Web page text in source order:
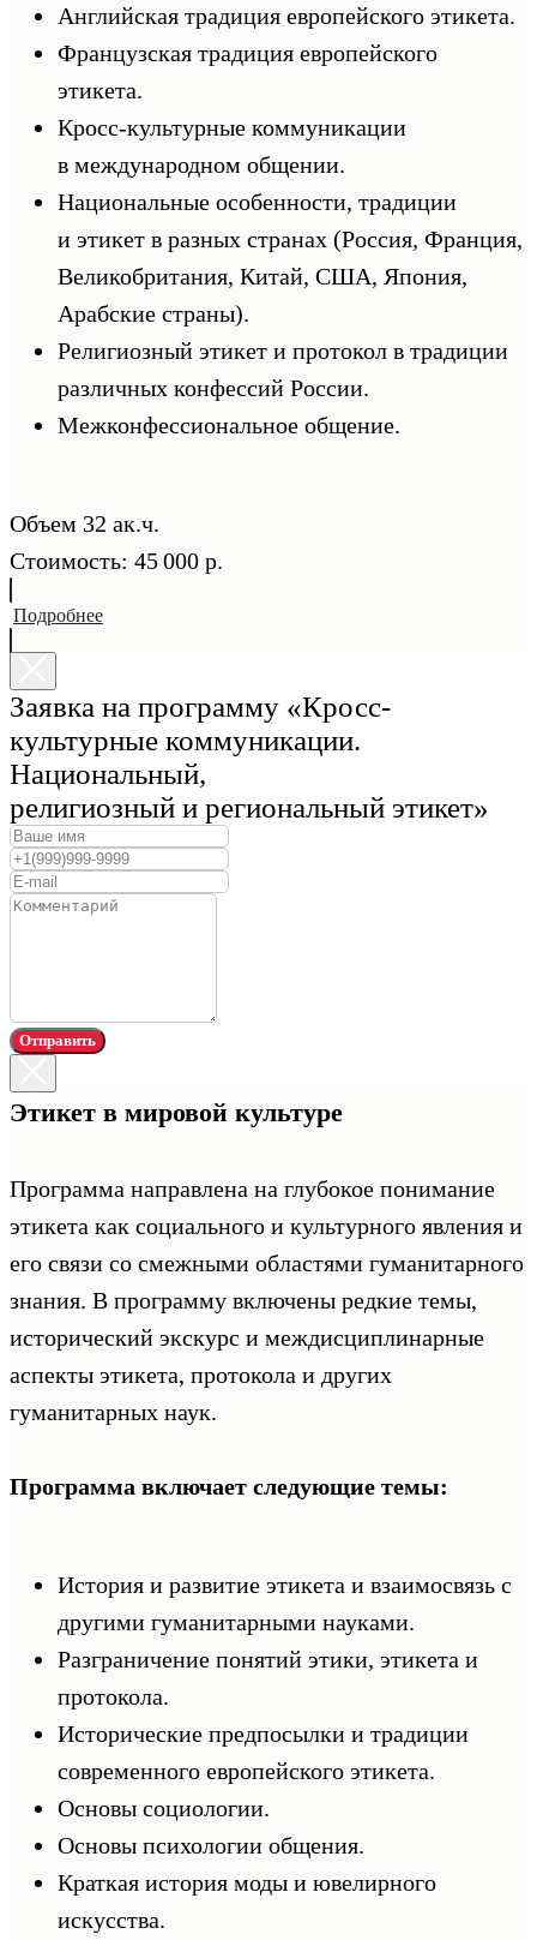
Английская традиция европейского этикета.
Французская традиция европейского
этикета.
Кросс-культурные коммуникации
в международном общении.
Национальные особенности, традиции
и этикет в разных странах (Россия, Франция,
Великобритания, Китай, США, Япония,
Арабские страны).
Религиозный этикет и протокол в традиции
различных конфессий России.
Межконфессиональное общение.
Объем 32 ак.ч.
Стоимость: 45 000 р.
Подробнее
Заявка на программу «Кросс-
культурные коммуникации.
Национальный,
религиозный и региональный этикет»
Отправить
Этикет в мировой культуре
Программа направлена на глубокое понимание
этикета как социального и культурного явления и
его связи со смежными областями гуманитарного
знания. В программу включены редкие темы,
исторический экскурс и междисциплинарные
аспекты этикета, протокола и других
гуманитарных наук.
Программа включает следующие темы:
История и развитие этикета и взаимосвязь с
другими гуманитарными науками.
Разграничение понятий этики, этикета и
протокола.
Исторические предпосылки и традиции
современного европейского этикета.
Основы социологии.
Основы психологии общения.
Краткая история моды и ювелирного
искусства.